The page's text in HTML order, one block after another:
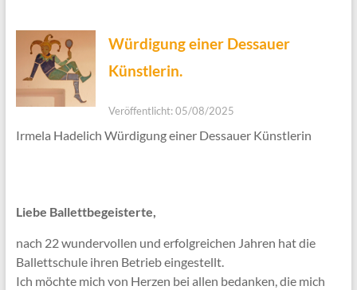
Würdigung einer Dessauer
Künstlerin.
Veröffentlicht: 05/08/2025
Irmela Hadelich Würdigung einer Dessauer Künstlerin
Liebe Ballettbegeisterte,
nach 22 wundervollen und erfolgreichen Jahren hat die
Ballettschule ihren Betrieb eingestellt.
Ich möchte mich von Herzen bei allen bedanken, die mich